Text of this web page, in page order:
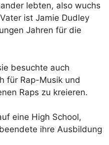
lebten, also wuchs
ist Jamie Dudley
Jahren für die
besuchte auch
für Rap-Musik und
Raps zu kreieren.
eine High School,
ihre Ausbildung